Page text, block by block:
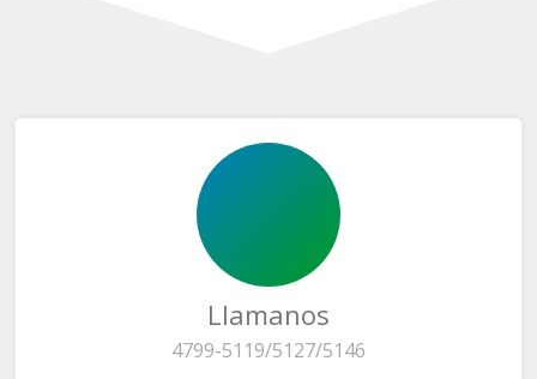
Llamanos
4799-5119/5127/5146